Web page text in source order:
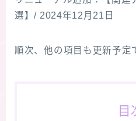
選】/ 2024年12月21日
順次、他の項目も更新予定
目